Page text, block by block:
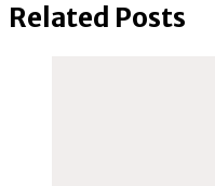
Related Posts